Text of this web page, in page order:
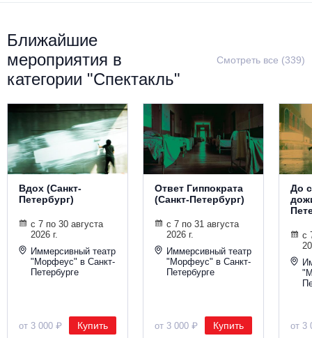
Ближайшие
мероприятия в
категории "Спектакль"
Смотреть все (339)
Вдох (Санкт-
Петербург)
с 7 по 30 августа
2026 г.
Иммерсивный театр
"Морфеус" в Санкт-
Петербурге
от 3 000 ₽ Купить
Ответ Гиппократа
(Санкт-Петербург)
с 7 по 31 августа
2026 г.
Иммерсивный театр
"Морфеус" в Санкт-
Петербурге
от 3 000 ₽ Купить
До
с
от 3